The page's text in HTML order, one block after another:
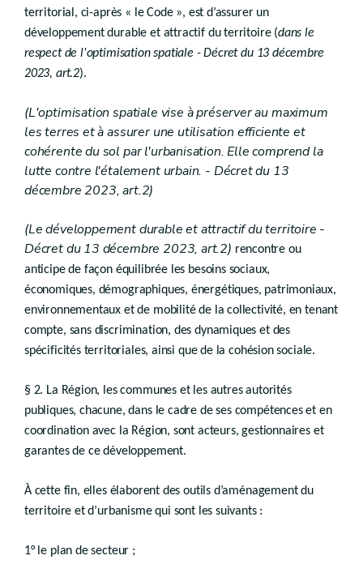
Chapitre VI
(Modalités de communication, de protection des
Art. D.I.13
Art. D.I.14
Art. D.I.16
Art. D.I.16/1
Chapitre VII
Droit transitoire
Section 1re- Commissions
Art. D.I.17
Art. D.I.18
Section 3. - Subventions
Livre II
PLANIFICATION
Titre Ier
Schémas
Schéma de développement du territoire
Section 1re
Définition et contenu
Art.D.II.2
Art.D.II.3
Section 3
Art.D.II.4
Schéma de développement pluricommunal
territorial, ci-après « le Code », est d’assurer un
développement durable et attractif du territoire (dans le
respect de l'optimisation spatiale - Décret du 13 décembre
2023, art.2).
(L'optimisation spatiale vise à préserver au maximum
les terres et à assurer une utilisation efficiente et
cohérente du sol par l'urbanisation. Elle comprend la
lutte contre l'étalement urbain. - Décret du 13
décembre 2023, art.2)
(Le développement durable et attractif du territoire -
Décret du 13 décembre 2023, art.2) rencontre ou
anticipe de façon équilibrée les besoins sociaux,
économiques, démographiques, énergétiques, patrimoniaux,
environnementaux et de mobilité de la collectivité, en tenant
compte, sans discrimination, des dynamiques et des
spécificités territoriales, ainsi que de la cohésion sociale.
§ 2. La Région, les communes et les autres autorités
publiques, chacune, dans le cadre de ses compétences et en
coordination avec la Région, sont acteurs, gestionnaires et
garantes de ce développement.
À cette fin, elles élaborent des outils d’aménagement du
territoire et d’urbanisme qui sont les suivants :
1° le plan de secteur ;